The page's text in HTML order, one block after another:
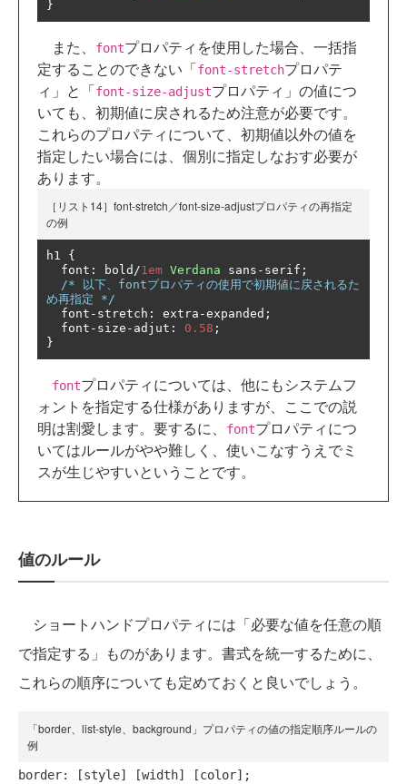
}
また、 fontプロパティを使用した場合、一括指
定することのできない「font-stretchプロパテ
ィ」と「font-size-adjustプロパティ」の値につ
いても、初期値に戻されるため注意が必要です。
これらのプロパティについて、初期値以外の値を
指定したい場合には、個別に指定しなおす必要が
あります。
［リスト14］font-stretch／font-size-adjustプロパティの再指定
の例
h1 {
  font
: bold /1em Verdana sans - serif ;
/* 以下、fontプロパティの使用で初期値に戻されるた
め再指定 */
  font
- stretch : extra -expanded ;
  font
- size - adjut : 0.58 ;
}
fontプロパティについては、他にもシステムフ
ォントを指定する仕様がありますが、ここでの説
明は割愛します。要するに、
fontプロパティにつ
いてはルールがやや難しく、使いこなすうえでミ
スが生じやすいということです。
値のルール
ショートハンドプロパティには「必要な値を任意の順
で指定する」ものがあります。書式を統一するために、
これらの順序についても定めておくと良いでしょう。
「border、list-style、background」プロパティの値の指定順序ルールの
例
border: [style] [width] [color];